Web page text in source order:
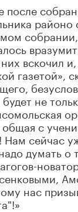
после
районо
собрании,
вскочил и
газетой»
не
общая с
Нам сейчас
думать о
нас